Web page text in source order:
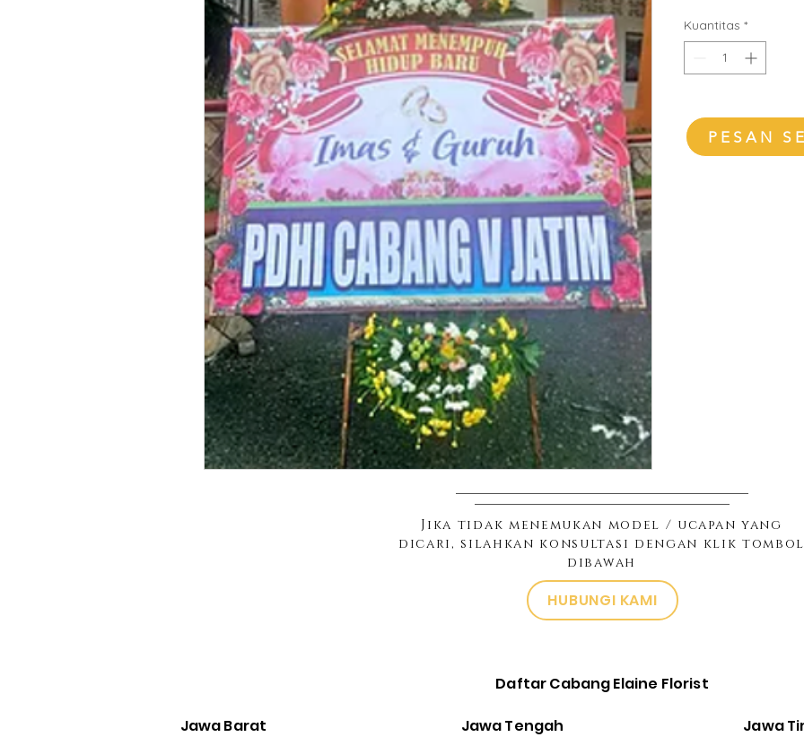
Kuantitas *
PESAN
Jika tidak menemukan model / ucapan yang
dicari, silahkan konsultasi dengan klik tombol
dibawah
HUBUNGI KAMI
Daftar Cabang Elaine Florist
Jawa Barat Jawa Tengah Jawa